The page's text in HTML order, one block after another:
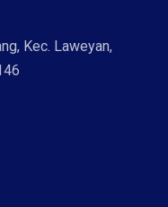
Kec. Laweyan,